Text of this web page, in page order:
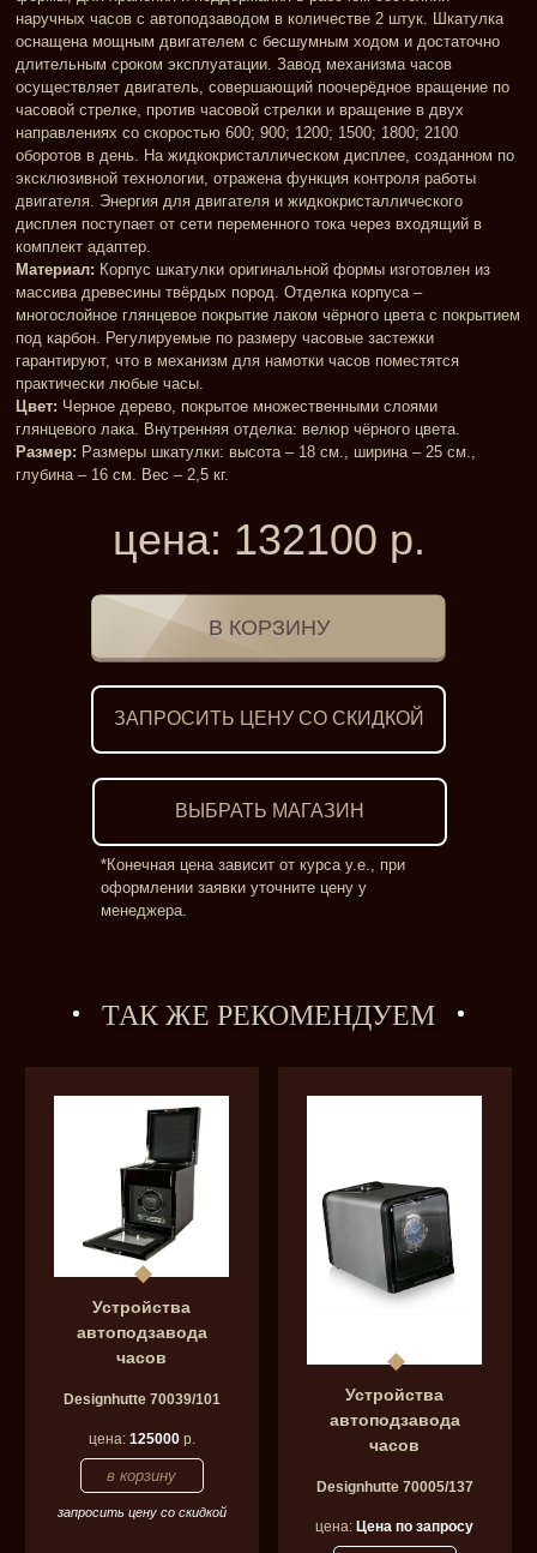
наручных часов с автоподзаводом в количестве 2 штук. Шкатулка
оснащена мощным двигателем с бесшумным ходом и достаточно
длительным сроком эксплуатации. Завод механизма часов
осуществляет двигатель, совершающий поочерёдное вращение по
часовой стрелке, против часовой стрелки и вращение в двух
направлениях со скоростью 600; 900; 1200; 1500; 1800; 2100
оборотов в день. На жидкокристаллическом дисплее, созданном по
эксклюзивной технологии, отражена функция контроля работы
двигателя. Энергия для двигателя и жидкокристаллического
дисплея поступает от сети переменного тока через входящий в
комплект адаптер.
Материал: Корпус шкатулки оригинальной формы изготовлен из
массива древесины твёрдых пород. Отделка корпуса –
многослойное глянцевое покрытие лаком чёрного цвета с покрытием
под карбон. Регулируемые по размеру часовые застежки
гарантируют, что в механизм для намотки часов поместятся
практически любые часы.
Цвет: Черное дерево, покрытое множественными слоями
глянцевого лака. Внутренняя отделка: велюр чёрного цвета.
Размер: Размеры шкатулки: высота – 18 см., ширина – 25 см.,
глубина – 16 см. Вес – 2,5 кг.
цена: 132100 р.
ЗАПРОСИТЬ ЦЕНУ СО СКИДКОЙ
ВЫБРАТЬ МАГАЗИН
*Конечная цена зависит от курса у.е., при
оформлении заявки уточните цену у
менеджера.
ТАК ЖЕ РЕКОМЕНДУЕМ
Устройства
автоподзавода
часов
Designhutte 70039/101
цена: 125000р.
запросить цену со скидкой
Устройства
автоподзавода
часов
Designhutte 70005/137
цена:Цена по запросу